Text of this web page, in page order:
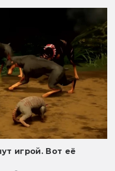
игрой. Вот её